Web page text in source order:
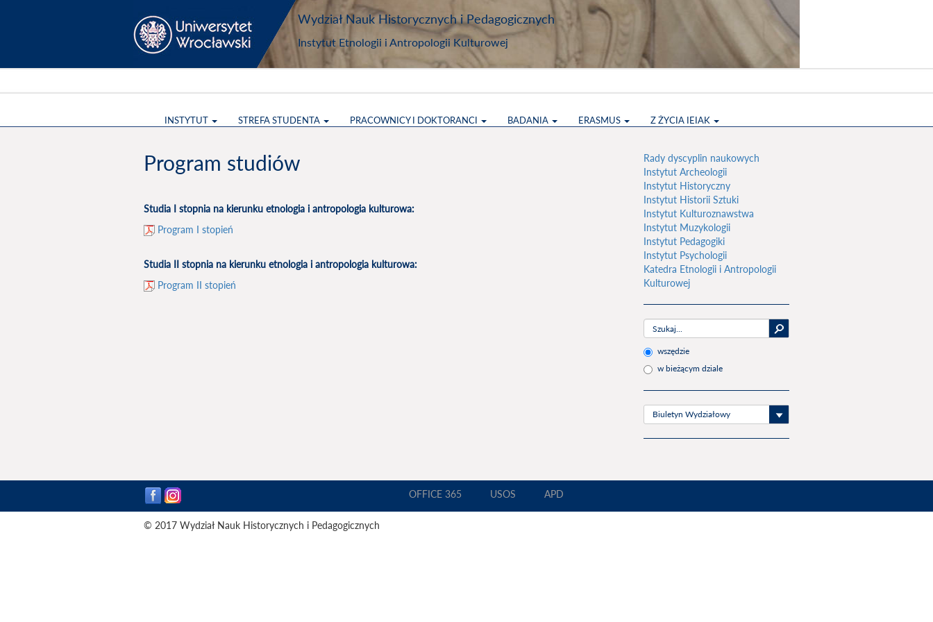
Wydział Nauk Historycznych i Pedagogicznych
Instytut Etnologii i Antropologii Kulturowej
INSTYTUT STREFA STUDENTA PRACOWNICY I DOKTORANCI BADANIA ERASMUS Z ŻYCIA IEIAK
Program studiów
Studia I stopnia na kierunku etnologia i antropologia kulturowa:
Program I stopień
Studia II stopnia na kierunku etnologia i antropologia kulturowa:
Program II stopień
Rady dyscyplin naukowych
Instytut Archeologii
Instytut Historyczny
Instytut Historii Sztuki
Instytut Kulturoznawstwa
Instytut Muzykologii
Instytut Pedagogiki
Instytut Psychologii
Katedra Etnologii i Antropologii
Kulturowej
wszędzie
w bieżącym dziale
Biuletyn Wydziałowy
OFFICE 365 USOS APD
© 2017 Wydział Nauk Historycznych i Pedagogicznych